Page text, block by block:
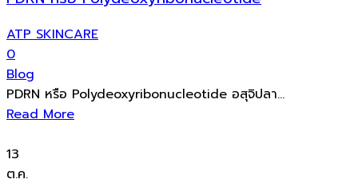
ATP SKINCARE
0
Blog
PDRN หรือ Polydeoxyribonucleotide อสุจิปลา...
Read More
13
ต.ค.